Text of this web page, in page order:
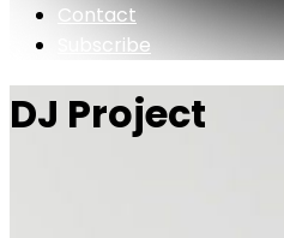
Contact
Subscribe
DJ Project